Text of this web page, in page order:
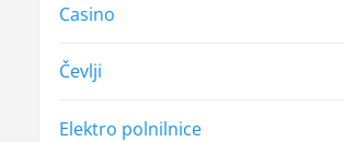
Casino
Čevlji
Elektro polnilnice